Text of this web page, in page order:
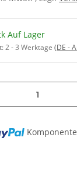
Auf Lager
2 - 3 Werktage (DE -